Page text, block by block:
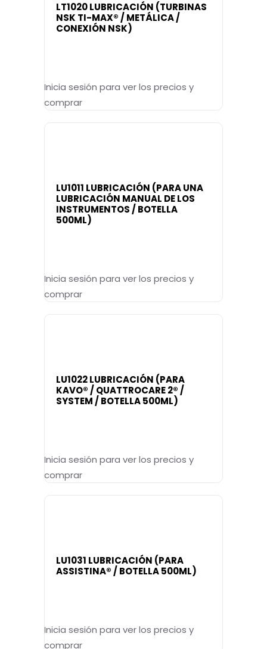
LT1020 LUBRICACIÓN (TURBINAS
NSK TI-MAX® / METÁLICA /
CONEXIÓN NSK)
Inicia sesión para ver los precios y
comprar
LU1011 LUBRICACIÓN (PARA UNA
LUBRICACIÓN MANUAL DE LOS
INSTRUMENTOS / BOTELLA
500ML)
Inicia sesión para ver los precios y
comprar
LU1022 LUBRICACIÓN (PARA
KAVO® / QUATTROCARE 2® /
SYSTEM / BOTELLA 500ML)
Inicia sesión para ver los precios y
comprar
LU1031 LUBRICACIÓN (PARA
ASSISTINA® / BOTELLA 500ML)
Inicia sesión para ver los precios y
comprar